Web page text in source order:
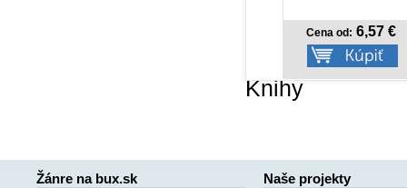
Cena od:6,57 €
Knihy
Žánre na bux.sk Naše projekty